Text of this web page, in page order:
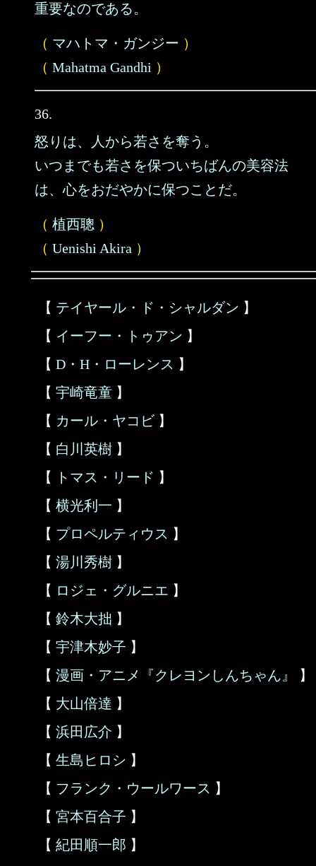
重要なのである。
（ マハトマ・ガンジー ）
（ Mahatma Gandhi ）
36.
怒りは、人から若さを奪う。
いつまでも若さを保ついちばんの美容法
は、心をおだやかに保つことだ。
（ 植西聰 ）
（ Uenishi Akira ）
【 テイヤール・ド・シャルダン 】
【 イーフー・トゥアン 】
【 D・H・ローレンス 】
【 宇崎竜童 】
【 カール・ヤコビ 】
【 白川英樹 】
【
トマス・リード 】
【 横光利一 】
【 プロペルティウス 】
【 湯川秀樹 】
【 ロジェ・グルニエ 】
【 鈴木大拙 】
【 宇津木妙子 】
【 漫画・アニメ『クレヨンしんちゃん』
】
【 大山倍達 】
【 浜田広介 】
【 生島ヒロシ 】
【 フランク・ウールワース 】
【 宮本百合子 】
【 紀田順一郎 】